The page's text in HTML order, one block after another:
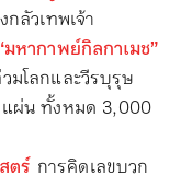
กลัวเทพเจ้า
มหากาพย์กิลกาเมช”
มโลกและวีรบุรุษ
ผ่น ทั้งหมด 3,000
ตร์ การคิดเลขบวก